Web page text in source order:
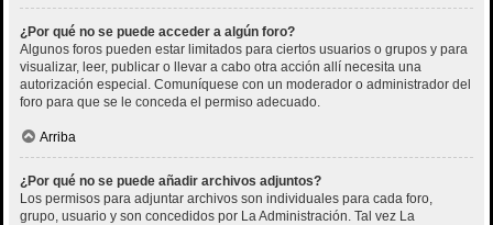
¿Por qué no se puede acceder a algún foro?
Algunos foros pueden estar limitados para ciertos usuarios o grupos y para
visualizar, leer, publicar o llevar a cabo otra acción allí necesita una
autorización especial. Comuníquese con un moderador o administrador del
foro para que se le conceda el permiso adecuado.
Arriba
¿Por qué no se puede añadir archivos adjuntos?
Los permisos para adjuntar archivos son individuales para cada foro,
grupo, usuario y son concedidos por La Administración. Tal vez La